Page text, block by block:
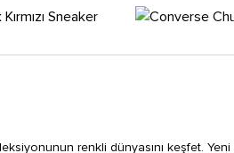
renkli dünyasını keşfet.